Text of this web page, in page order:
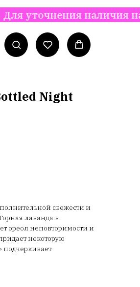
наличия на складе,
Night
свежести и
лаванда в
ореол неповторимости и
некоторую
подчеркивает